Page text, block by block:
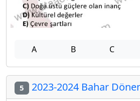
A B C
5 2023-2024 Bahar